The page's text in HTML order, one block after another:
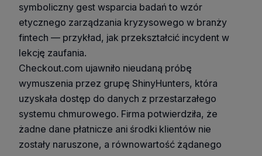
symboliczny gest wsparcia badań to wzór
etycznego zarządzania kryzysowego w branży
fintech — przykład, jak przekształcić incydent w
lekcję zaufania.
Checkout.com ujawniło nieudaną próbę
wymuszenia przez grupę ShinyHunters, która
uzyskała dostęp do danych z przestarzałego
systemu chmurowego. Firma potwierdziła, że
żadne dane płatnicze ani środki klientów nie
zostały naruszone, a równowartość żądanego